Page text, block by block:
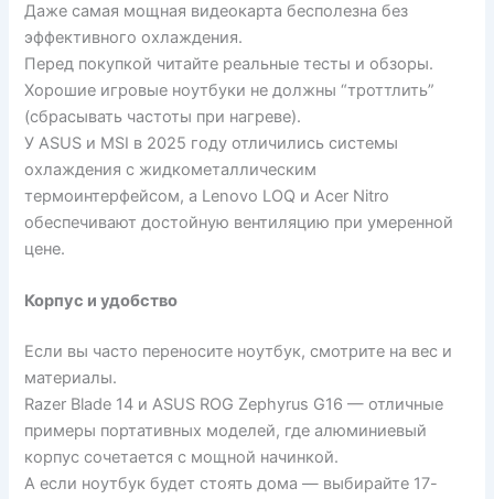
Даже самая мощная видеокарта бесполезна без
эффективного охлаждения.
Перед покупкой читайте реальные тесты и обзоры.
Хорошие игровые ноутбуки не должны “троттлить”
(сбрасывать частоты при нагреве).
У ASUS и MSI в 2025 году отличились системы
охлаждения с жидкометаллическим
термоинтерфейсом, а Lenovo LOQ и Acer Nitro
обеспечивают достойную вентиляцию при умеренной
цене.
Корпус и удобство
Если вы часто переносите ноутбук, смотрите на вес и
материалы.
Razer Blade 14 и ASUS ROG Zephyrus G16 — отличные
примеры портативных моделей, где алюминиевый
корпус сочетается с мощной начинкой.
А если ноутбук будет стоять дома — выбирайте 17-